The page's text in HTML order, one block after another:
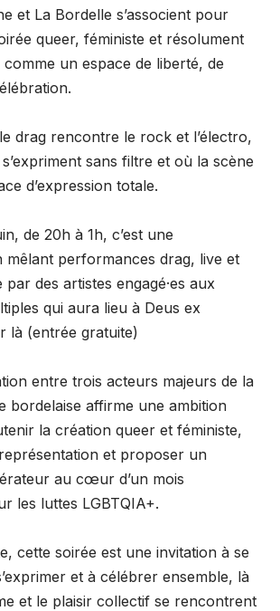
et La Bordelle s’associent pour
queer, féministe et résolument
un espace de liberté, de
drag rencontre le rock et l’électro,
sans filtre et où la scène
d’expression totale.
de 20h à 1h, c’est une
mêlant performances drag, live et
des artistes engagé·es aux
qui aura lieu à Deus ex
là (entrée gratuite)
entre trois acteurs majeurs de la
bordelaise affirme une ambition
la création queer et féministe,
et proposer un
au cœur d’un mois
les luttes LGBTQIA+.
cette soirée est une invitation à se
et à célébrer ensemble, là
et le plaisir collectif se rencontrent